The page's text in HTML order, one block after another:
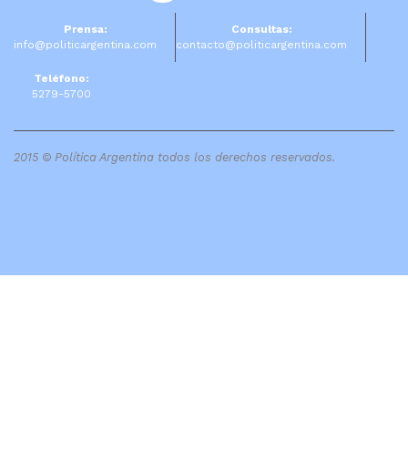
Prensa:
info@politicargentina.com
Consultas:
contacto@politicargentina.com
Teléfono:
5279-5700
2015 © Política Argentina todos los derechos reservados.